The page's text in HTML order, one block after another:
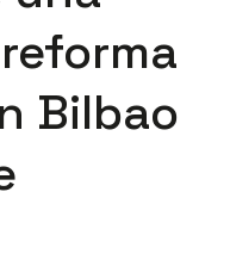
Bilbao